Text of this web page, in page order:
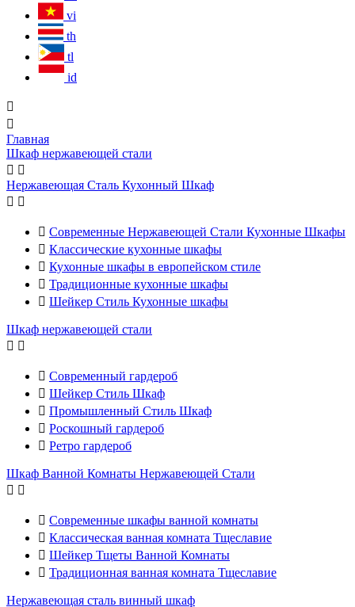
vi
th
tl
id


Главная
Шкаф нержавеющей стали
 
Нержавеющая Сталь Кухонный Шкаф
 
 Современные Нержавеющей Стали Кухонные Шкафы
 Классические кухонные шкафы
 Кухонные шкафы в европейском стиле
 Традиционные кухонные шкафы
 Шейкер Стиль Кухонные шкафы
Шкаф нержавеющей стали
 
 Современный гардероб
 Шейкер Стиль Шкаф
 Промышленный Стиль Шкаф
 Роскошный гардероб
 Ретро гардероб
Шкаф Ванной Комнаты Нержавеющей Стали
 
 Современные шкафы ванной комнаты
 Классическая ванная комната Тщеславие
 Шейкер Тщеты Ванной Комнаты
 Традиционная ванная комната Тщеславие
Нержавеющая сталь винный шкаф